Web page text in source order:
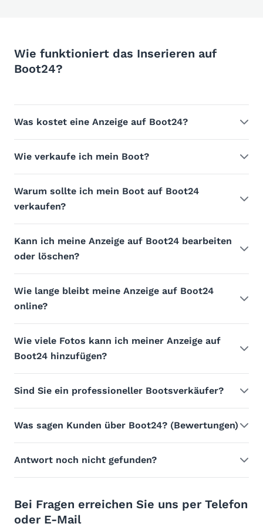
Wie funktioniert das Inserieren auf
Boot24?
Was kostet eine Anzeige auf Boot24?
Wie verkaufe ich mein Boot?
Warum sollte ich mein Boot auf Boot24
verkaufen?
Kann ich meine Anzeige auf Boot24 bearbeiten
oder löschen?
Wie lange bleibt meine Anzeige auf Boot24
online?
Wie viele Fotos kann ich meiner Anzeige auf
Boot24 hinzufügen?
Sind Sie ein professioneller Bootsverkäufer?
Was sagen Kunden über Boot24? (Bewertungen)
Antwort noch nicht gefunden?
Bei Fragen erreichen Sie uns per Telefon
oder E-Mail